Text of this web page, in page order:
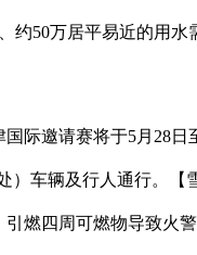
约50万居平易近的用水
际邀请赛将于5月28日
）车辆及行人通行。【
燃四周可燃物导致火警